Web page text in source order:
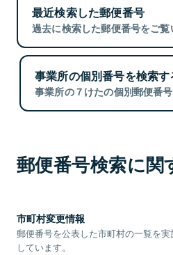
最近検索した郵便番号
過去に検索した郵便番号をご覧
事業所の個別番号を検索す
事業所の７けたの個別郵便番号
郵便番号検索に関
市町村変更情報
郵便番号を公表した市町村の一覧を
しています。